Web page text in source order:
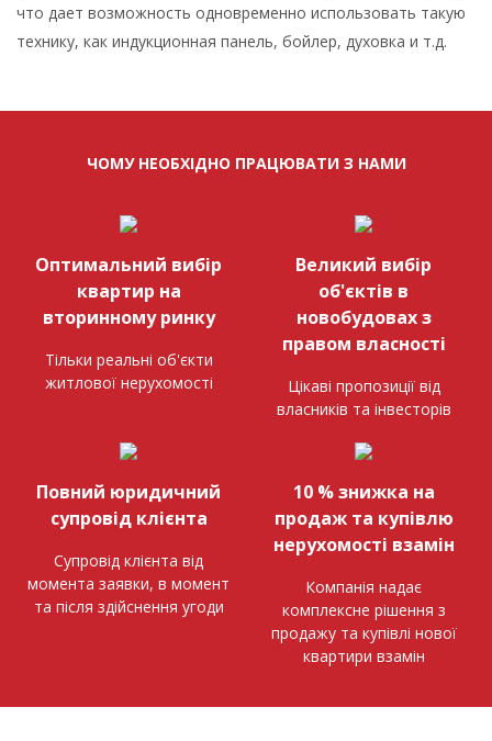
что дает возможность одновременно использовать такую
технику, как индукционная панель, бойлер, духовка и т.д.
ЧОМУ НЕОБХІДНО ПРАЦЮВАТИ З НАМИ
Оптимальний вибір
квартир на
вторинному ринку
Тільки реальні об'єкти
житлової нерухомості
Великий вибір
об'єктів в
новобудовах з
правом власності
Цікаві пропозиції від
власників та інвесторів
Повний юридичний
супровід клієнта
Супровід клієнта від
момента заявки, в момент
та після здійснення угоди
10 % знижка на
продаж та купівлю
нерухомості взамін
Компанія надає
комплексне рішення з
продажу та купівлі нової
квартири взамін